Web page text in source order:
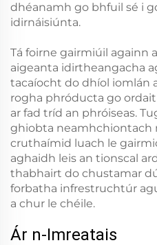
dhéanamh go bhfuil sé i
idirnáisiúnta.
Tá foirne gairmiúil againn
aigeanta idirtheangacha
tacaíocht do dhíol iomlán
rogha phróducta go
ar fad tríd an phróiseas.
ghiobta neamhchiontach
cruthaímid luach le
aghaidh leis an tionscal
thabhairt do chustamar
forbatha infrestruchtúr
a chur le chéile.
Ár n-Imreatais